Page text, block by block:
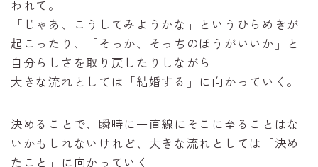
われて。
「じゃあ、こうしてみようかな」というひらめきが
起こったり、「そっか、そっちのほうがいいか」と
自分らしさを取り戻したりしながら
大きな流れとしては「結婚する」に向かっていく。
決めることで、瞬時に一直線にそこに至ることはな
いかもしれないけれど、大きな流れとしては「決め
たこと」に向かっていく